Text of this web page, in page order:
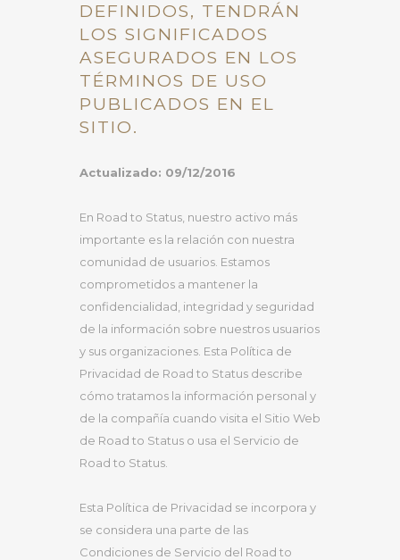
DEFINIDOS, TENDRÁN
LOS SIGNIFICADOS
ASEGURADOS EN LOS
TÉRMINOS DE USO
PUBLICADOS EN EL
SITIO.
Actualizado: 09/12/2016
En Road to Status, nuestro activo más
importante es la relación con nuestra
comunidad de usuarios. Estamos
comprometidos a mantener la
confidencialidad, integridad y seguridad
de la información sobre nuestros usuarios
y sus organizaciones. Esta Política de
Privacidad de Road to Status describe
cómo tratamos la información personal y
de la compañía cuando visita el Sitio Web
de Road to Status o usa el Servicio de
Road to Status.
Esta Política de Privacidad se incorpora y
se considera una parte de las
Condiciones de Servicio del Road to